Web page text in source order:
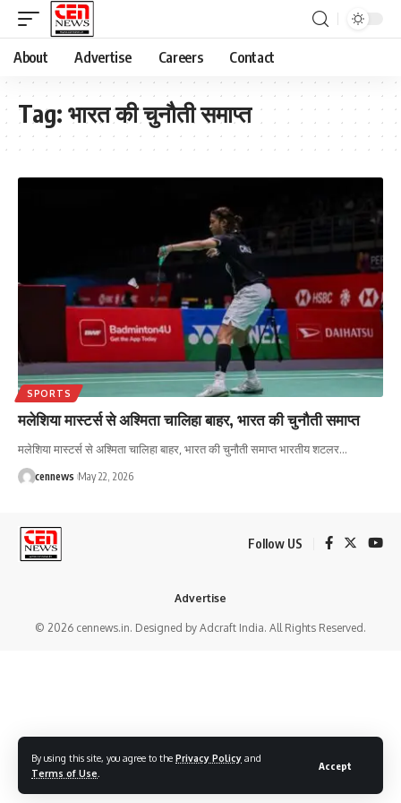
By using this site, you agree to the Privacy Policy and
Terms of Use
Accept
About Advertise Careers Contact
Tag: भारत की चुनौती समाप्त
SPORTS
मलेशिया मास्टर्स से अश्मिता चालिहा बाहर, भारत की चुनौती समाप्त
मलेशिया मास्टर्स से अश्मिता चालिहा बाहर, भारत की चुनौती समाप्त भारतीय शटलर…
cennews May 22, 2026
Follow US
© 2026 cennews.in. Designed by Adcraft India. All Rights Reserved.
Advertise